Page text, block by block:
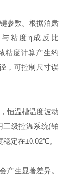
参数。根据泊肃
粘度η成反比
粘度计算产生约
，可控制尺寸误
恒温槽温度波动
三级控温系统(铂
定在±0.02℃。
生显著差异。